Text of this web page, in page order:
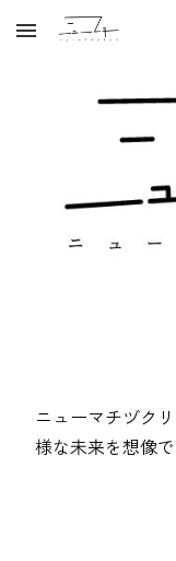
Skip to main content
ニューマチヅク
様な未来を想像